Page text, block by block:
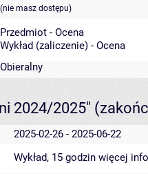
(nie masz dostępu)
Przedmiot - Ocena
Wykład (zaliczenie) - Ocena
Obieralny
2024/2025"
2025-02-26 - 2025-06-22
Wykład, 15 godzin więcej